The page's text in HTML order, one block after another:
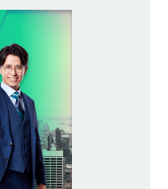
アップが目指せる環境 ｜ オ
極採用企業
【 28卒 ｜ トップ企業内定の
のインターン 】 東京勤務・
経験でもOK ｜ 新卒の3年以
社会の今まさに求められてい